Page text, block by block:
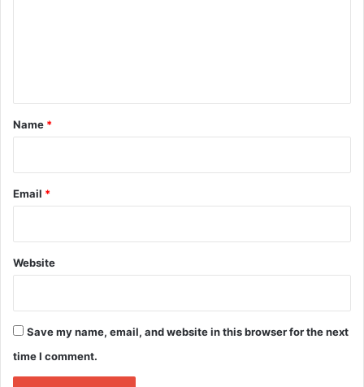
*
Name *
Email *
Website
Save my name, email, and website in this browser for the next
time I comment.